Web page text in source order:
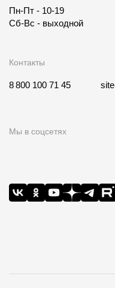
Пн-Пт - 10-19
Сб-Вс - выходной
Контакты
8 800 100 71 45
Мы в соцсетях